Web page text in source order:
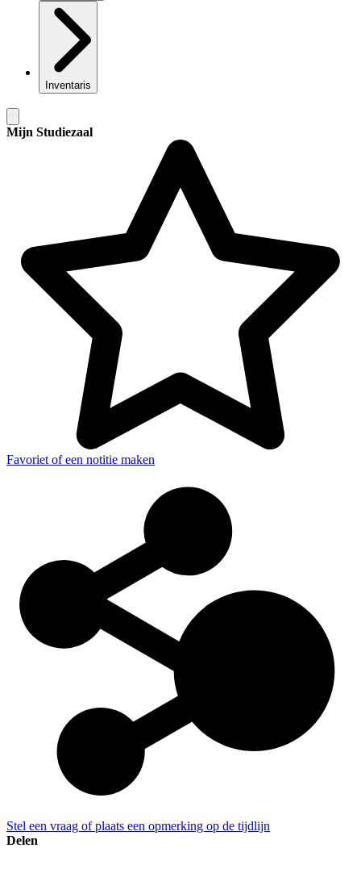
Inventaris
Mijn Studiezaal
Favoriet of een notitie maken
Stel een vraag of plaats een opmerking op de tijdlijn
Delen